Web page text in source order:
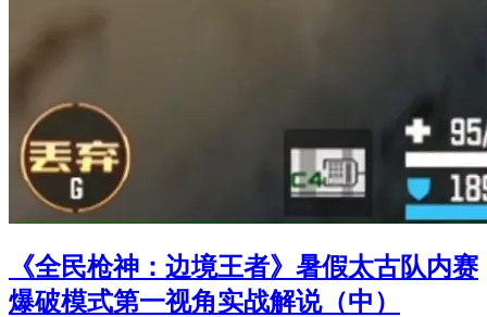
《全民枪神：边境王者》暑假太古队内赛
爆破模式第一视角实战解说（中）